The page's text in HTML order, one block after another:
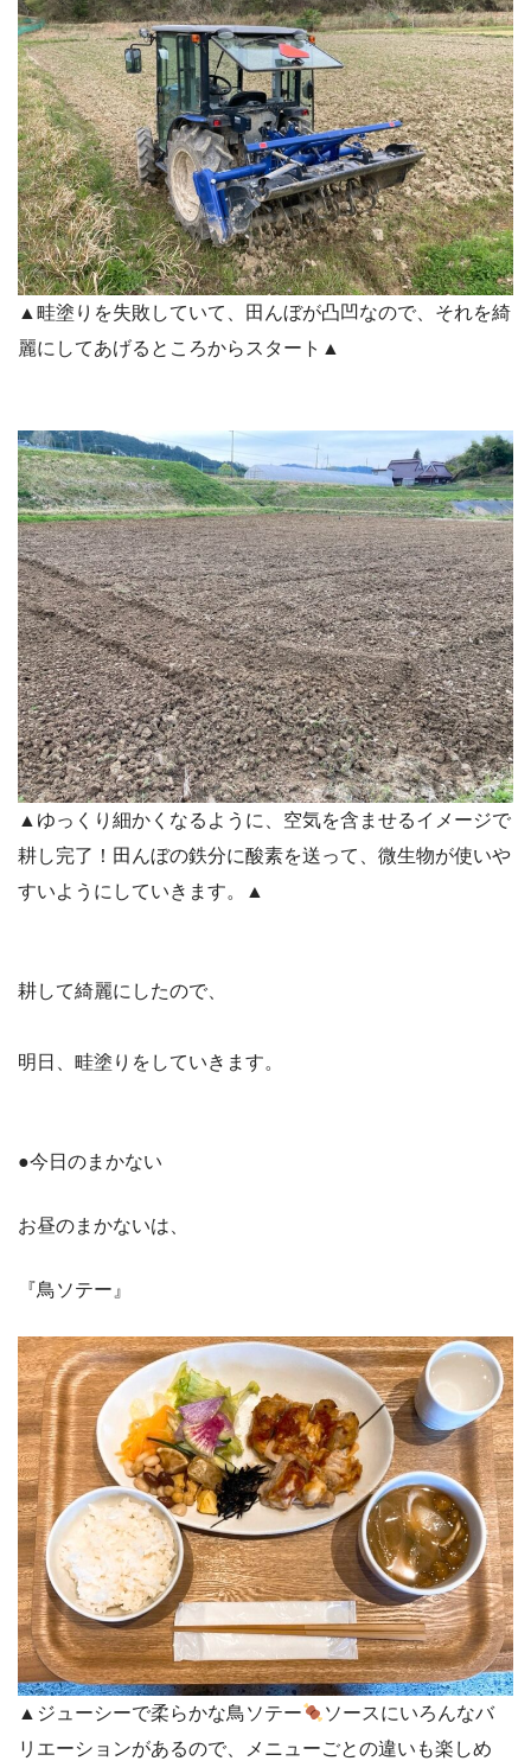
▲畦塗りを失敗していて、田んぼが凸凹なので、それを綺
麗にしてあげるところからスタート▲
▲ゆっくり細かくなるように、空気を含ませるイメージで
耕し完了！田んぼの鉄分に酸素を送って、微生物が使いや
すいようにしていきます。▲
耕して綺麗にしたので、
明日、畦塗りをしていきます。
●今日のまかない
お昼のまかないは、
『鳥ソテー』
▲ジューシーで柔らかな鳥ソテー
ソースにいろんなバ
リエーションがあるので、メニューごとの違いも楽しめ